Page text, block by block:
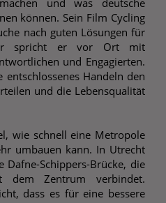
können. Sein Film Cycling
nach guten Lösungen für
spricht er vor Ort mit
und Engagierten.
Handeln den
und die Lebensqualität
wie schnell eine Metropole
umbauen kann. In Utrecht
Schippers-Brücke, die
dem Zentrum verbindet.
dass es für eine bessere